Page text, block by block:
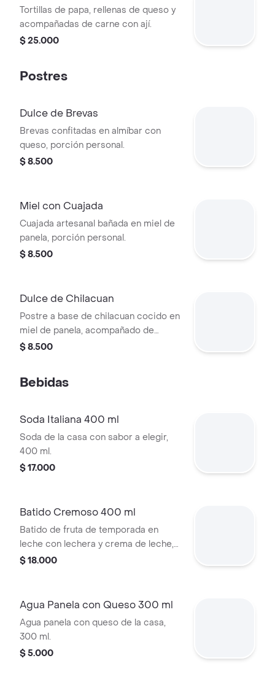
Tortillas de papa, rellenas de queso y
acompañadas de carne con ají.
$ 25.000
Postres
Dulce de Brevas
Brevas confitadas en almíbar con
queso, porción personal.
$ 8.500
Miel con Cuajada
Cuajada artesanal bañada en miel de
panela, porción personal.
$ 8.500
Dulce de Chilacuan
Postre a base de chilacuan cocido en
miel de panela, acompañado de
queso, porción personal.
$ 8.500
Bebidas
Soda Italiana 400 ml
Soda de la casa con sabor a elegir,
400 ml.
$ 17.000
Batido Cremoso 400 ml
Batido de fruta de temporada en
leche con lechera y crema de leche,
400 ml.
$ 18.000
Agua Panela con Queso 300 ml
Agua panela con queso de la casa,
300 ml.
$ 5.000